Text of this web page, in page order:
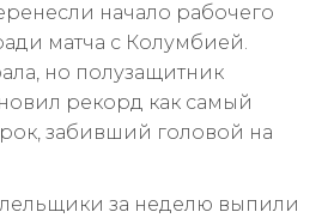
начало рабочего
матча с Колумбией.
но полузащитник
рекорд как самый
забивший головой на
за неделю выпили